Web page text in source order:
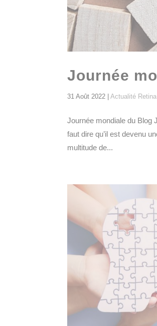
Journée
31 Août 2022 |Actualité Retina
Journée mondiale du Blog
faut dire qu’il est devenu
multitude de...